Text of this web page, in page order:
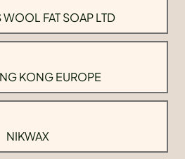
FAT SOAP LTD
KONG EUROPE
NIKWAX